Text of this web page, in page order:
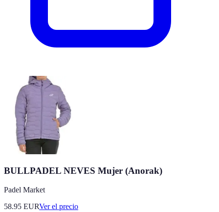
BULLPADEL NEVES Mujer (Anorak)
Padel Market
58.95 EURVer el precio